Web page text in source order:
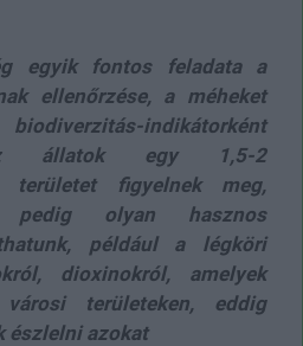
egyik fontos feladata a
ellenőrzése, a méheket
indikátorként
állatok egy 1,5-2
területet figyelnek meg,
pedig olyan hasznos
például a légköri
dioxinokról, amelyek
területeken, eddig
észlelni azokat